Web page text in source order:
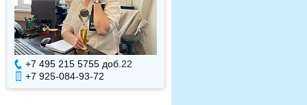
+7 495 215 5755 доб. 22
+7 925-084-93-72